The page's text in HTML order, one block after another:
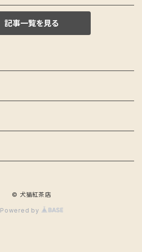
記事一覧を見る
© 犬猫紅茶店
Powered by